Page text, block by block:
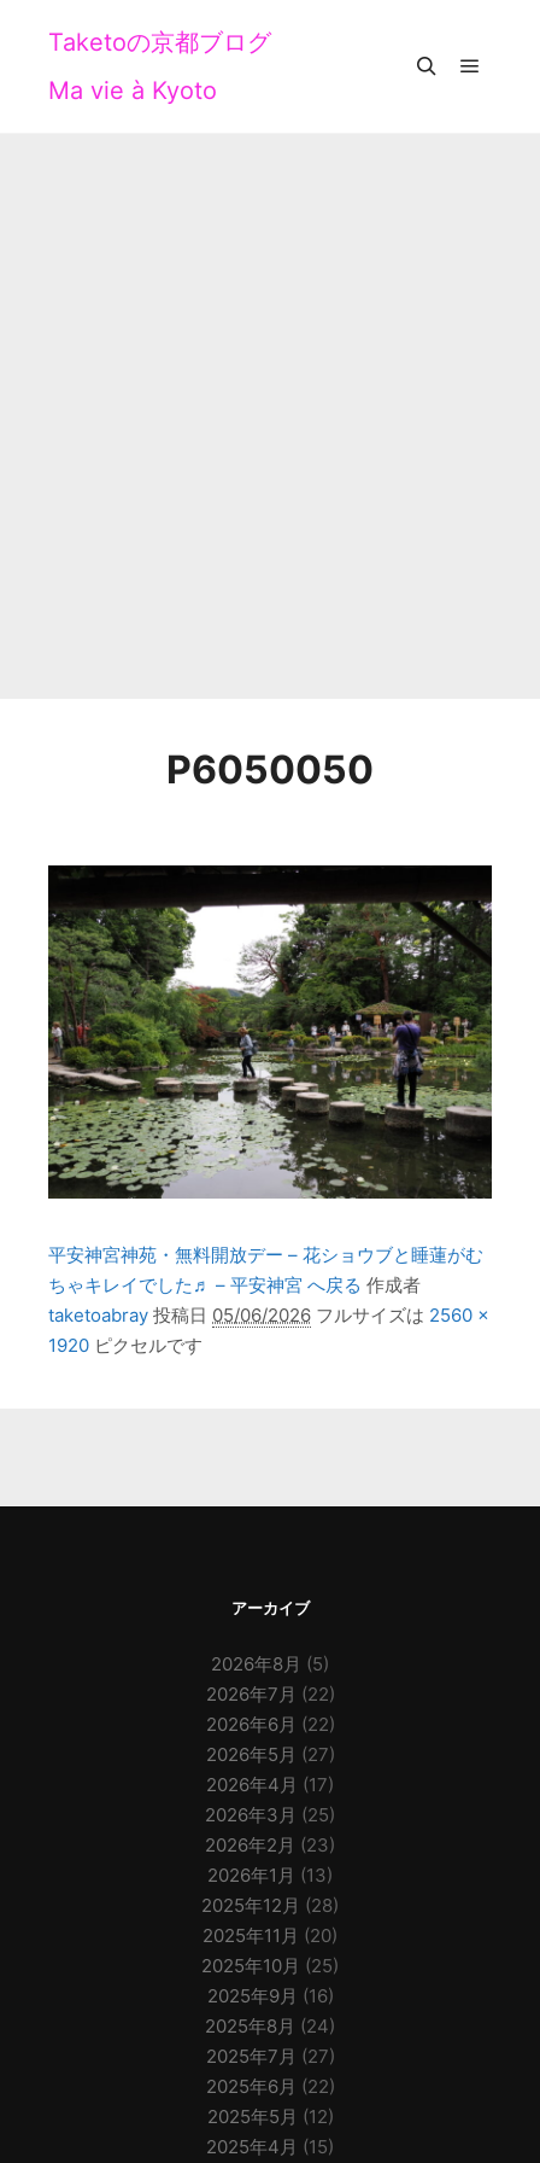
Taketoの京都ブログ
Ma vie à Kyoto
P6050050
平安神宮神苑・無料開放デー – 花ショウブと睡蓮がむ
ちゃキレイでした♬ – 平安神宮 へ戻る 作成者
taketoabray 投稿日 05/06/2026 フルサイズは 2560 ×
1920 ピクセルです
アーカイブ
2026年8月 (5)
2026年7月 (22)
2026年6月 (22)
2026年5月 (27)
2026年4月 (17)
2026年3月 (25)
2026年2月 (23)
2026年1月 (13)
2025年12月 (28)
2025年11月 (20)
2025年10月 (25)
2025年9月 (16)
2025年8月 (24)
2025年7月 (27)
2025年6月 (22)
2025年5月 (12)
2025年4月 (15)